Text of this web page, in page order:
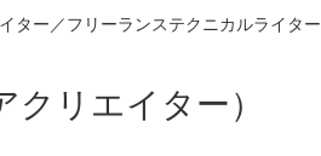
ター／フリーランステクニカルライター
リエイター）